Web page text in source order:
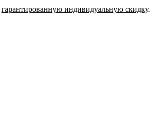
гарантированную индивидуальную скидку.